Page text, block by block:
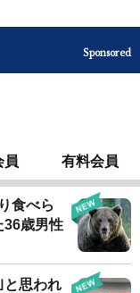
Sponsored
員 有料会員
食べら
歳男性
と思われ